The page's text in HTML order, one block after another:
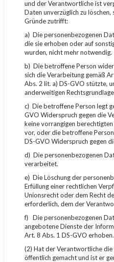
und der Verantwortliche ist
Daten unverzüglich zu
Gründe zutrifft:
a) Die personenbezogenen
die sie erhoben oder auf
wurden, nicht mehr notwendig.
b) Die betroffene Person
sich die Verarbeitung gemäß
Abs. 2 lit. a) DS-GVO stützte,
anderweitigen
c) Die betroffene Person legt
GVO Widerspruch gegen die
keine vorrangigen
vor, oder die betroffene
DS-GVO Widerspruch gegen
d) Die personenbezogenen
verarbeitet.
e) Die Löschung der
Erfüllung einer rechtlichen
Unionsrecht oder dem Recht
erforderlich, dem der
f) Die personenbezogenen
angebotene Dienste der
Art. 8 Abs. 1 DS-GVO erhoben.
(2) Hat der Verantwortliche
öffentlich gemacht und ist er